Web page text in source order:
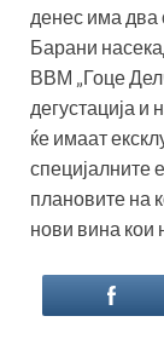
денес има два
Барани
ВВМ „Гоце
дегустација и
ќе имаат
специјалните
плановите на
нови вина кои